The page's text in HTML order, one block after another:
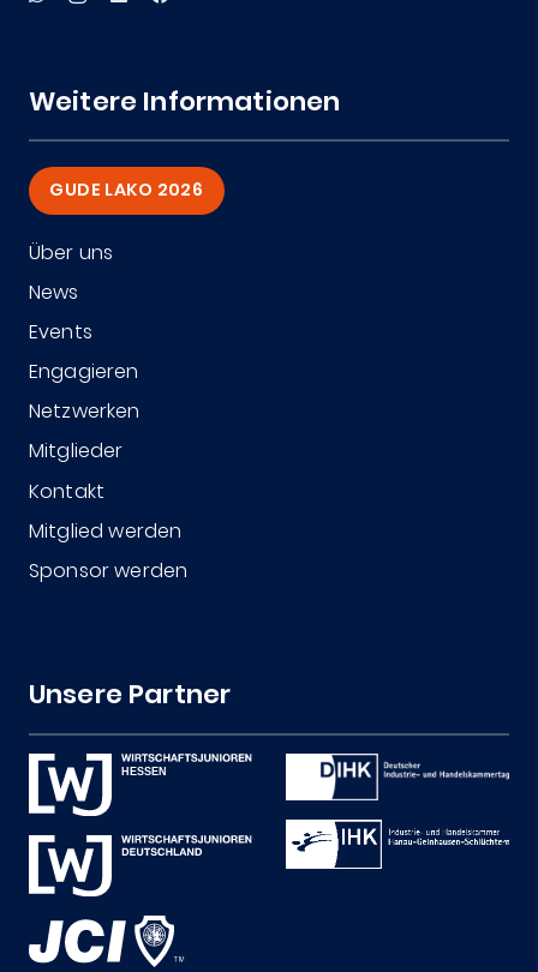
Weitere Informationen
GUDE LAKO 2026
Über uns
News
Events
Engagieren
Netzwerken
Mitglieder
Kontakt
Mitglied werden
Sponsor werden
Unsere Partner